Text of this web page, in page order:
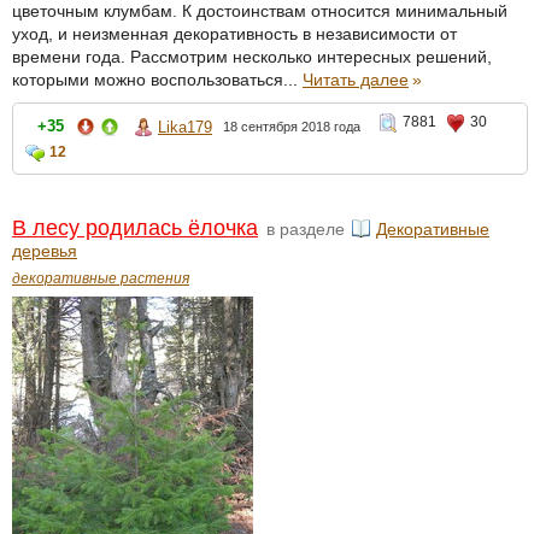
цветочным клумбам. К достоинствам относится минимальный
уход, и неизменная декоративность в независимости от
времени года. Рассмотрим несколько интересных решений,
которыми можно воспользоваться... Читать далее»
+35 Lika179 18 сентября 2018 года 7881
30
12
В лесу родилась ёлочка в разделе
Декоративные
деревья
декоративные растения